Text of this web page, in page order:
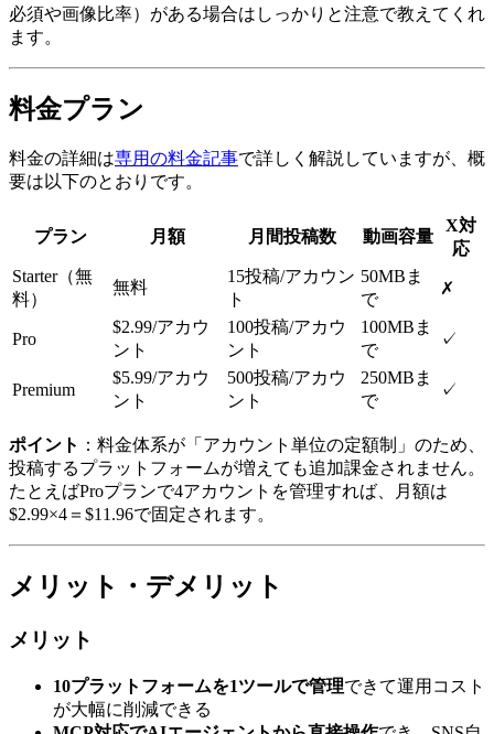
必須や画像比率）がある場合はしっかりと注意で教えてくれ
ます。
料金プラン
料金の詳細は専用の料金記事で詳しく解説していますが、概
要は以下のとおりです。
プラン 月額 月間投稿数 動画容量
X対
応
Starter（無
料）
無料
15投稿/アカウン
ト
50MBま
で
✗
Pro
$2.99/アカウ
ント
100投稿/アカウ
ント
100MBま
で
✓
Premium
$5.99/アカウ
ント
500投稿/アカウ
ント
250MBま
で
✓
ポイント ：料金体系が「アカウント単位の定額制」のため、
投稿するプラットフォームが増えても追加課金されません。
たとえばProプランで4アカウントを管理すれば、月額は
$2.99×4＝$11.96で固定されます。
メリット・デメリット
メリット
10プラットフォームを1ツールで管理できて運用コスト
が大幅に削減できる